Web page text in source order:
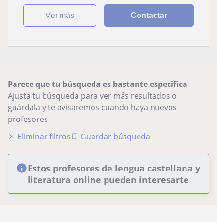
ver más Contactar
Parece que tu búsqueda es bastante especifica
Ajusta tu búsqueda para ver más resultados o
guárdala y te avisaremos cuando haya nuevos
profesores
Eliminar filtros
Guardar búsqueda
Estos profesores de lengua castellana y
literatura online pueden interesarte